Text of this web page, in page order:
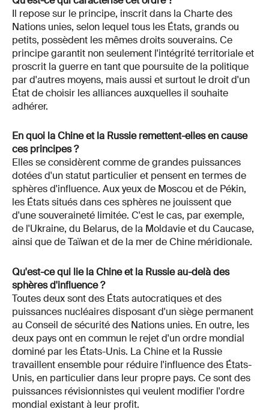
Il repose sur le principe, inscrit dans la Charte des
Nations unies, selon lequel tous les États, grands ou
petits, possèdent les mêmes droits souverains. Ce
principe garantit non seulement l'intégrité territoriale et
proscrit la guerre en tant que poursuite de la politique
par d'autres moyens, mais aussi et surtout le droit d'un
État de choisir les alliances auxquelles il souhaite
adhérer.
En quoi la Chine et la Russie remettent-elles en cause
ces principes ?
Elles se considèrent comme de grandes puissances
dotées d'un statut particulier et pensent en termes de
sphères d'influence. Aux yeux de Moscou et de Pékin,
les États situés dans ces sphères ne jouissent que
d'une souveraineté limitée. C'est le cas, par exemple,
de l'Ukraine, du Belarus, de la Moldavie et du Caucase,
ainsi que de Taïwan et de la mer de Chine méridionale.
Qu'est-ce qui lie la Chine et la Russie au-delà des
sphères d'influence ?
Toutes deux sont des États autocratiques et des
puissances nucléaires disposant d'un siège permanent
au Conseil de sécurité des Nations unies. En outre, les
deux pays ont en commun le rejet d'un ordre mondial
dominé par les États-Unis. La Chine et la Russie
travaillent ensemble pour réduire l'influence des États-
Unis, en particulier dans leur propre pays. Ce sont des
puissances révisionnistes qui veulent modifier l'ordre
mondial existant à leur profit.